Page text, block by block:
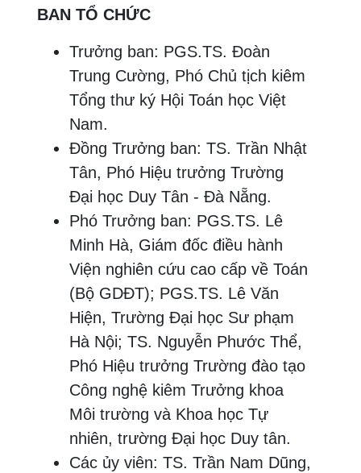
BAN TỔ CHỨC
Trưởng ban: PGS.TS. Đoàn
Trung Cường, Phó Chủ tịch kiêm
Tổng thư ký Hội Toán học Việt
Nam.
Đồng Trưởng ban: TS. Trần Nhật
Tân, Phó Hiệu trưởng Trường
Đại học Duy Tân - Đà Nẵng.
Phó Trưởng ban: PGS.TS. Lê
Minh Hà, Giám đốc điều hành
Viện nghiên cứu cao cấp về Toán
(Bộ GDĐT); PGS.TS. Lê Văn
Hiện, Trường Đại học Sư phạm
Hà Nội; TS. Nguyễn Phước Thể,
Phó Hiệu trưởng Trường đào tạo
Công nghệ kiêm Trưởng khoa
Môi trường và Khoa học Tự
nhiên, trường Đại học Duy tân.
Các ủy viên: TS. Trần Nam Dũng,